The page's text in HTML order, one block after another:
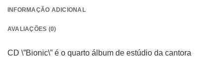
INFORMAÇÃO ADICIONAL
AVALIAÇÕES (0)
CD \”Bionic\” é o quarto álbum de estúdio da cantora